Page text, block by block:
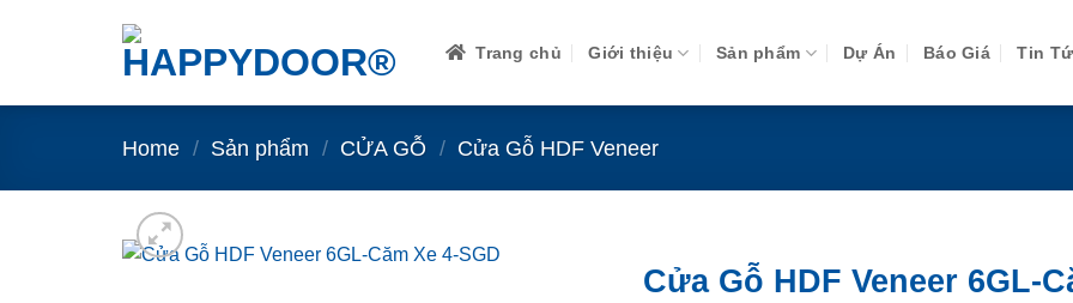
Trang chủ Giới thiệu Sản phẩm Dự Án Báo Giá Tin
Home / Sản phẩm / CỬA GỖ / Cửa Gỗ HDF Veneer
Cửa Gỗ HDF Veneer 6GL-